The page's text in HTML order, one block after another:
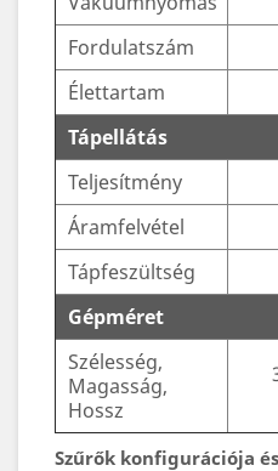
Fordulatszám
Élettartam
Tápellátás
Teljesítmény
Áramfelvétel
Tápfeszültség
Gépméret
Szélesség,
Magasság,
Hossz
Szűrők konfigurációja